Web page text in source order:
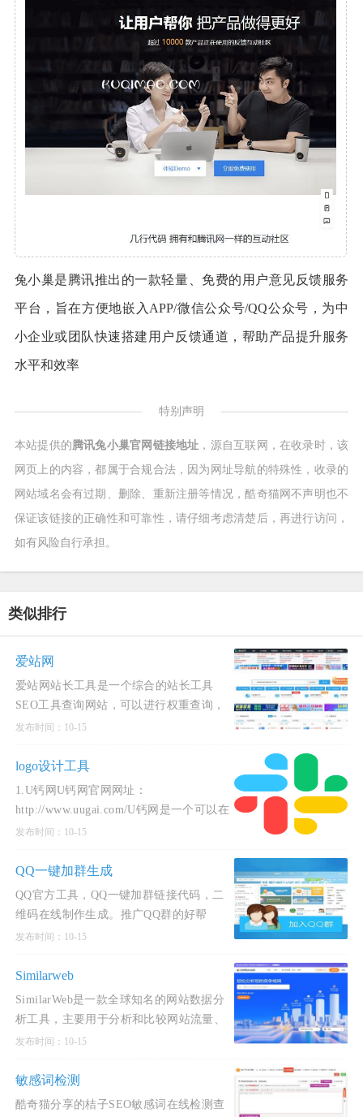
兔小巢是腾讯推出的一款轻量、免费的用户意见反馈服务
平台，旨在方便地嵌入APP/微信公众号/QQ公众号，为中
小企业或团队快速搭建用户反馈通道，帮助产品提升服务
水平和效率
特别声明
本站提供的 腾讯兔小巢官网链接地址 ，源自互联网，在收录时，该
网页上的内容，都属于合规合法，因为网址导航的特殊性，收录的
网站域名会有过期、删除、重新注册等情况，酷奇猫网不声明也不
保证该链接的正确性和可靠性，请仔细考虑清楚后，再进行访问，
如有风险自行承担。
类似排行
爱站网
爱站网站长工具是一个综合的站长工具
SEO工具查询网站，可以进行权重查询，
备案查询，收录查询，历史查询，关键词
查询工具网站。
发布时间：10-15
logo设计工具
1.U钙网U钙网官网网址：
http://www.uugai.com/U钙网是一个可以在
线制作设计logo，字体logo的免费工具。
计logo，免费下载，没有任何限制，不管
你是
发布时间：10-15
QQ一键加群生成
QQ官方工具，QQ一键加群链接代码，二
维码在线制作生成。推广QQ群的好帮
手。
发布时间：10-15
Similarweb
SimilarWeb是一款全球知名的网站数据分
析工具，主要用于分析和比较网站流量、
竞争对手表现以及市场营销策略。以下是
流量分析： SimilarWeb
发布时间：10-15
敏感词检测
酷奇猫分享的桔子SEO敏感词在线检测查